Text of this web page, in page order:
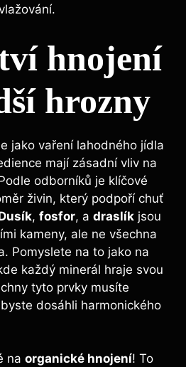
hnojení
hrozny
jako vaření⁤ lahodného jídla
mají zásadní vliv na
odborníků je klíčové
živin, který podpoří chuť
, fosfor, a draslík jsou⁢
kameny, ale ne ‍všechna
Pomyslete⁣ na to jako na
každý minerál hraje svou
tyto prvky musíte
dosáhli harmonického
na organické hnojení! To